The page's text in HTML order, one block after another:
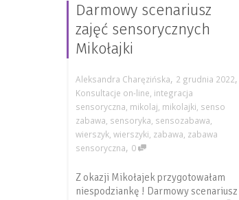
Darmowy scenariusz
zajęć sensorycznych
Mikołajki
Aleksandra Charęzińska, 2 grudnia 2022,
Konsultacje on-line, integracja
sensoryczna, mikolaj, mikolajki, senso
zabawa, sensoryka, sensozabawa,
wierszyk, wierszyki, zabawa, zabawa
sensoryczna, 0
Z okazji Mikołajek przygotowałam
niespodziankę ! Darmowy scenariusz